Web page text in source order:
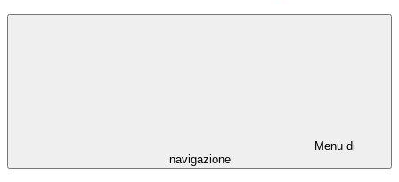
Menu di
navigazione